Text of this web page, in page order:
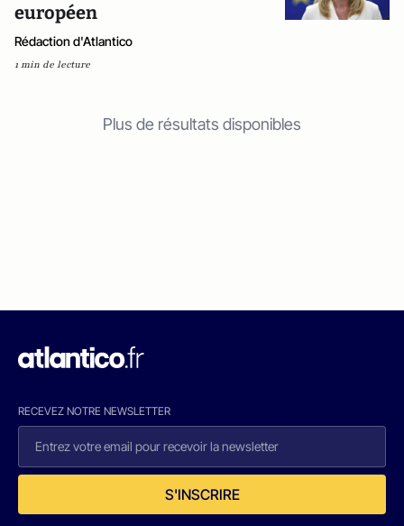
européen
Rédaction d'Atlantico
1 min de lecture
Plus de résultats disponibles
RECEVEZ NOTRE NEWSLETTER
S'INSCRIRE